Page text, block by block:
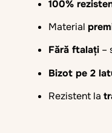
100%
Material
Fără ftalați –
Bizot pe 2
Rezistent la